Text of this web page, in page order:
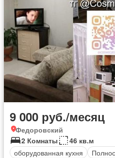
9 000 руб./месяц
Федоровский
2 Комнаты
46 кв.м
оборудованная кухня